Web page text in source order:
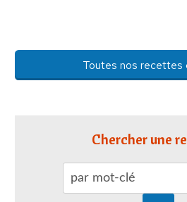
Toutes nos recettes
Chercher une